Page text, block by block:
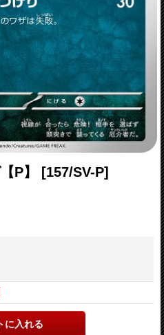
P】 [157/SV-P]